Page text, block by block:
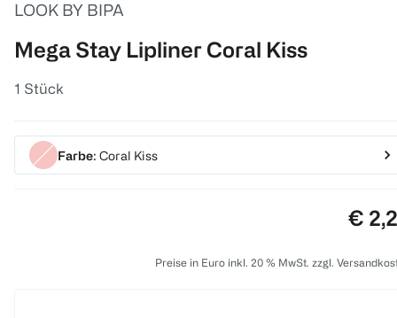
LOOK BY BIPA
Mega Stay Lipliner Coral Kiss
1 Stück
Farbe: Coral Kiss
€
Preise in Euro inkl. 20 % MwSt. zzgl.